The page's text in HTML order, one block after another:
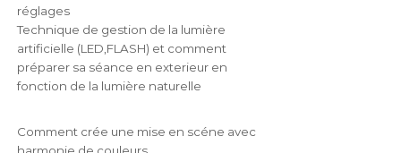
réglages
Technique de gestion de la lumière
artificielle (LED,FLASH) et comment
préparer sa séance en exterieur en
fonction de la lumière naturelle
Comment crée une mise en scéne avec
harmonie de couleurs